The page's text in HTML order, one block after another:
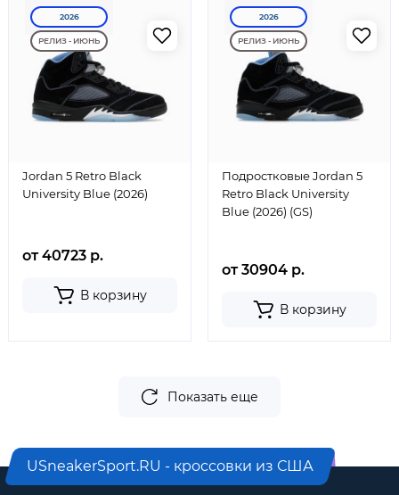
2026
РЕЛИЗ - ИЮНЬ
Jordan 5 Retro Black
University Blue (2026)
от 40723 р.
В корзину
2026
РЕЛИЗ - ИЮНЬ
Подростковые Jordan 5
Retro Black University
Blue (2026) (GS)
от 30904 р.
В корзину
Показать еще
USneakerSport.RU - кроссовки из США